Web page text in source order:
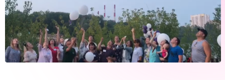
Каждая новая поездка выбирается особым образом,
в зависимости от того, какое силовое место
поможет в решении конкретных задач тренинга.
Например, День Летнего Солнцестояния - день
максимальной солнечной активности мы стараемся
проводить в поездке в древнюю обсерваторию под